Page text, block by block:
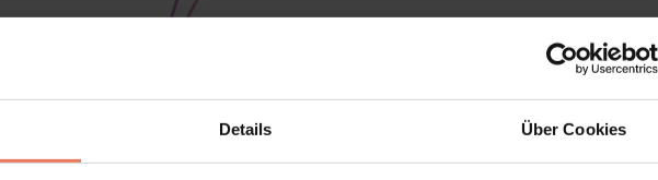
Details Über Cookies
Warum? Die Herstellung in Deutschland macht es einfacher eine